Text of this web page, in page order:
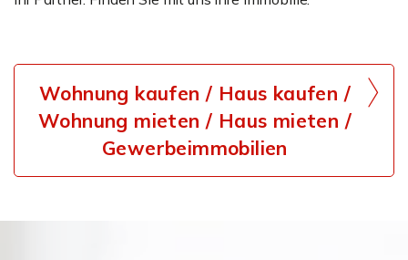
Wohnung kaufen / Haus kaufen /
Wohnung mieten / Haus mieten /
Gewerbeimmobilien